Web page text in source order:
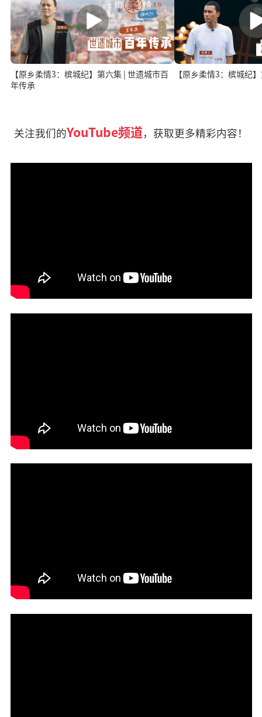
【原乡柔情3：槟城纪】第六集 | 世遗城市百
年传承
【原乡柔情3：槟城纪
关注我们的YouTube频道，获取更多精彩内容！